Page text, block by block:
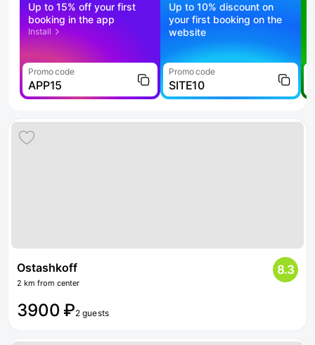
Up to 15% off your first
booking in the app
Install
Promo code
APP15
Up to 10% discount on
your first booking on the
website
Promo code
SITE10
Ostashkoff
2 km from center
8.3
3900 ₽2 guests